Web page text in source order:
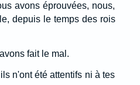
avons éprouvées, nous,
depuis le temps des rois
fait le mal.
n'ont été attentifs ni à tes